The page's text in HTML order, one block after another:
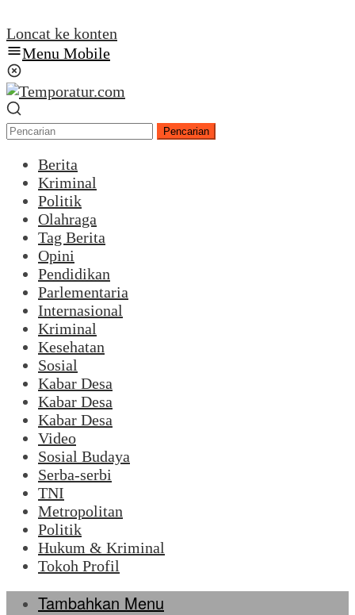
Loncat ke konten
Menu Mobile
Pencarian
Berita
Kriminal
Politik
Olahraga
Tag Berita
Opini
Pendidikan
Parlementaria
Internasional
Kriminal
Kesehatan
Sosial
Kabar Desa
Kabar Desa
Kabar Desa
Video
Sosial Budaya
Serba-serbi
TNI
Metropolitan
Politik
Hukum & Kriminal
Tokoh Profil
Tambahkan Menu